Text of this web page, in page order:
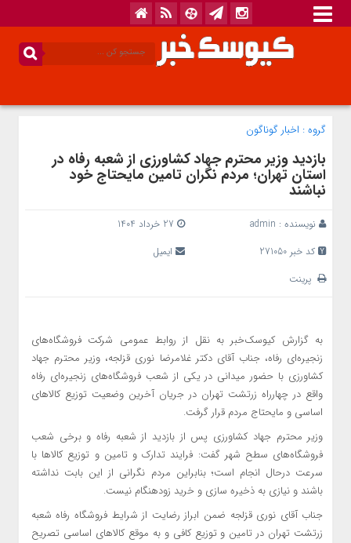
گروه : اخبار گوناگون
بازدید وزیر محترم جهاد کشاورزی از شعبه رفاه در
استان تهران؛ مردم نگران تامین مایحتاج خود
نباشند
نویسنده : admin
کد خبر 271050
ایمیل
پرینت
به گزارش کیوسک‌خبر به نقل از روابط عمومی شرکت فروشگاه‌های
زنجیره‌ای رفاه، جناب آقای دکتر غلامرضا نوری قزلجه، وزیر محترم جهاد
کشاورزی با حضور میدانی در یکی از شعب فروشگاه‌های زنجیره‌ای رفاه
واقع در چهارراه زرتشت تهران در جریان آخرین وضعیت توزیع کالاهای
اساسی و مایحتاج مردم قرار گرفت.
وزیر محترم جهاد کشاورزی پس از بازدید از شعبه رفاه و برخی شعب
فروشگاه‌های سطح شهر گفت: فرایند تدارک و تامین و توزیع کالاها با
سرعت درحال انجام است؛ بنابراین مردم نگرانی از این بابت نداشته
باشند و نیازی به ذخیره سازی و خرید زودهنگام نیست.
جناب آقای نوری قزلجه ضمن ابراز رضایت از شرایط فروشگاه رفاه شعبه
زرتشت تهران در تامین و توزیع کافی و به موقع کالاهای اساسی تصریح